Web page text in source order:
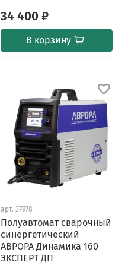
34 400 ₽
В корзину
арт. 37978
Полуавтомат сварочный
синергетический
АВРОРА Динамика 160
ЭКСПЕРТ ДП